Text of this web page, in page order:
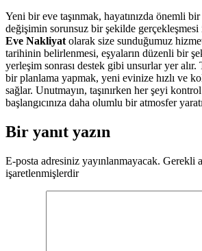
Yeni bir eve taşınmak, hayatınızda önemli
değişimin sorunsuz bir şekilde gerçekleşmesi
Eve Nakliyat olarak size sunduğumuz
tarihinin belirlenmesi, eşyaların düzenli bir
yerleşim sonrası destek gibi unsurlar yer alır.
bir planlama yapmak, yeni evinize hızlı ve
sağlar. Unutmayın, taşınırken her şeyi
başlangıcınıza daha olumlu bir atmosfer
Bir yanıt yazın
E-posta adresiniz yayınlanmayacak. Gerekli
işaretlenmişlerdir